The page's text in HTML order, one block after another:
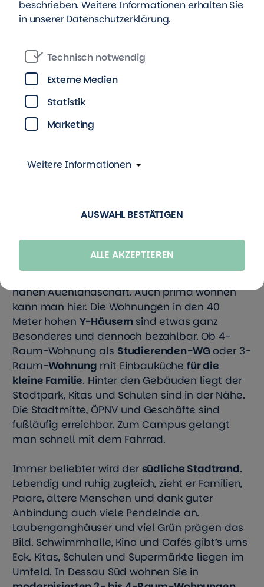
Betreuungs- und
Serviceangeboten.
Wohnungen zur Miete in
Innenstadt lockt mit Cafés, Kino,
nahen Auenlandschaft. Auch prima wohnen
kann man hier. Die Wohnungen in den 40
Meter hohen Y-Häusern sind etwas ganz
Besonderes und dennoch bezahlbar. Ob 4-
Raum-Wohnung als Studierenden-WGoder 3-
Raum-Wohnung mit Einbauküchefür die
kleine Familie. Hinter den Gebäuden liegt der
Stadtpark, Kitas und Schulen sind in der Nähe.
Die Stadtmitte, ÖPNV und Geschäfte sind
fußläufig erreichbar. Zum Campus gelangt
man schnell mit dem Fahrrad.
Immer beliebter wird der südliche Stadtrand.
Lebendig und ruhig zugleich, zieht er Familien,
Paare, ältere Menschen und dank guter
Anbindung auch viele Pendelnde an.
Laubenganghäuser und viel Grün prägen das
Bild. Schwimmhalle, Kino und Cafés gibt’s ums
Eck. Kitas, Schulen und Supermärkte liegen im
Umfeld. In Dessau Süd wohnen Sie in
beschrieben. Weitere Informationen erhalten Sie
in unsererDatenschutzerklärung.
Technisch notwendig
Externe Medien
Statistik
Marketing
Weitere Informationen
AUSWAHL BESTÄTIGEN
ALLE AKZEPTIEREN